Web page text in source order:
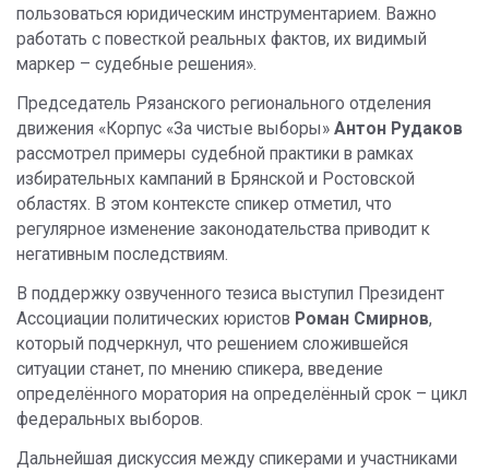
пользоваться юридическим инструментарием. Важно
работать с повесткой реальных фактов, их видимый
маркер – судебные решения».
Председатель Рязанского регионального отделения
движения «Корпус «За чистые выборы» Антон Рудаков
рассмотрел примеры судебной практики в рамках
избирательных кампаний в Брянской и Ростовской
областях. В этом контексте спикер отметил, что
регулярное изменение законодательства приводит к
негативным последствиям.
В поддержку озвученного тезиса выступил Президент
Ассоциации политических юристов Роман Смирнов,
который подчеркнул, что решением сложившейся
ситуации станет, по мнению спикера, введение
определённого моратория на определённый срок – цикл
федеральных выборов.
Дальнейшая дискуссия между спикерами и участниками